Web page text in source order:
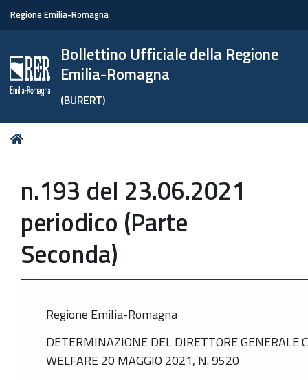
Regione Emilia-Romagna
Bollettino Ufficiale della Regione
Emilia-Romagna
(BURERT)
Tu
n.193 del 23.06.2021
periodico (Parte
Seconda)
Regione Emilia-Romagna
DETERMINAZIONE DEL DIRETTORE GENERALE
WELFARE 20 MAGGIO 2021, N. 9520